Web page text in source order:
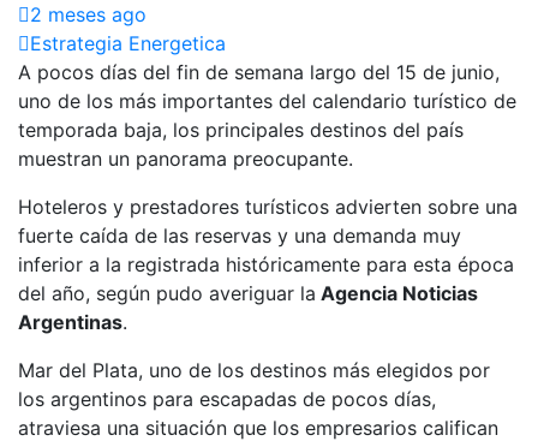
2 meses ago
Estrategia Energetica
A pocos días del fin de semana largo del 15 de junio,
uno de los más importantes del calendario turístico de
temporada baja, los principales destinos del país
muestran un panorama preocupante.
Hoteleros y prestadores turísticos advierten sobre una
fuerte caída de las reservas y una demanda muy
inferior a la registrada históricamente para esta época
del año, según pudo averiguar la Agencia Noticias
Argentinas.
Mar del Plata, uno de los destinos más elegidos por
los argentinos para escapadas de pocos días,
atraviesa una situación que los empresarios califican